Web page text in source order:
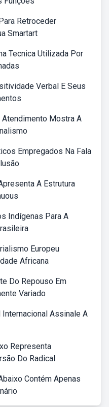
Retroceder
Smartart
Tecnica Utilizada Por
Verbal E Seus
Atendimento Mostra A
Empregados Na Fala
A Estrutura
Indígenas Para A
Europeu
Africana
Do Repouso Em
Variado
Internacional Assinale A
Representa
Do Radical
Contém Apenas